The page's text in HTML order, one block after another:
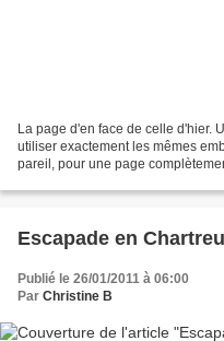
La page d'en face de celle d'hier.
utiliser exactement les mêmes
pareil, pour une page
Escapade en
Publié le 26/01/2011 à 06:00
Par Christine B